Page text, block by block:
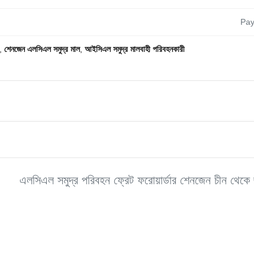
শেনজেন এলসিএল সমুদ্র মাল, আইসিএল সমুদ্র মালবাহী পরিবহনকারী
এলসিএল সমুদ্র পরিবহন ফ্রেট ফরোয়ার্ডার শেনজেন চীন থেকে